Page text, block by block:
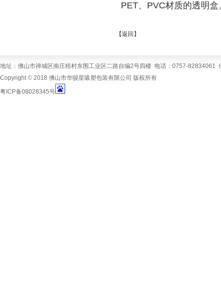
PET、PVC材质的透明盒
【返回 】
地址：佛山市禅城区南庄梧村东围工业区二路自编2号四楼 电话：0757-
Copyright© 2018 佛山市华骏星吸塑包装有限公司 版权所有
粤ICP备08028345号